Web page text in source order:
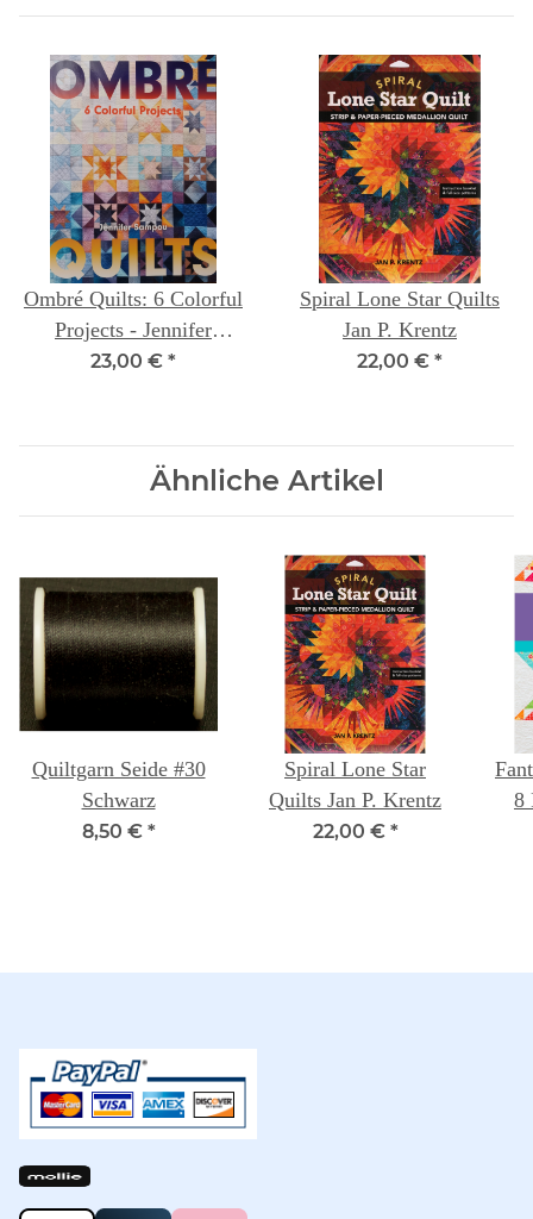
Ombré Quilts: 6 Colorful
Projects - Jennifer
Sampou
23,00 € *
Spiral Lone Star Quilts
Jan P. Krentz
22,00 € *
Ähnliche Artikel
Quiltgarn Seide #30
Schwarz
8,50 € *
Spiral Lone Star
Quilts Jan P. Krentz
22,00 € *
8